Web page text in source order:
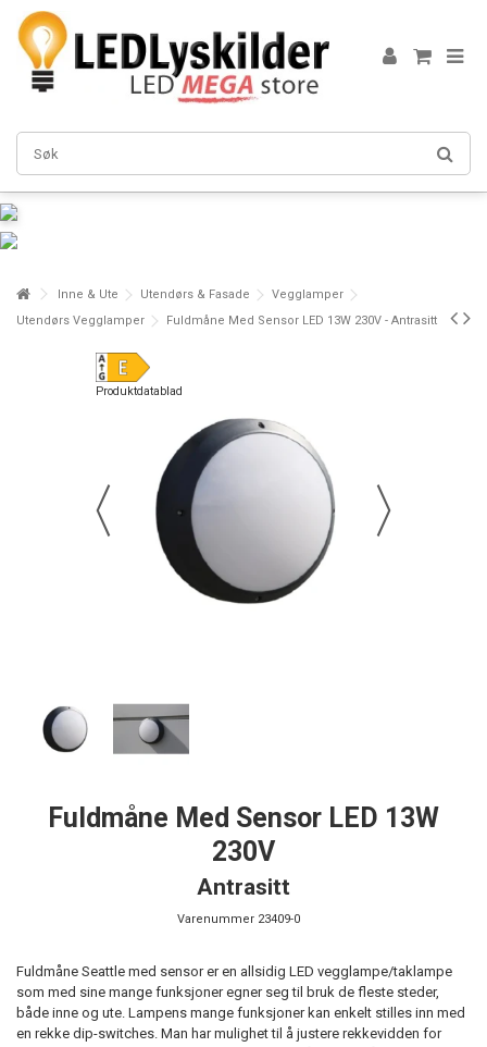
Inne & Ute Utendørs & Fasade
Vegglamper
Utendørs Vegglamper
Fuldmåne Med Sensor LED 13W 230V - Antrasitt
Produktdatablad
Fuldmåne Med Sensor LED 13W
230V
Antrasitt
Varenummer 23409-0
Fuldmåne Seattle med sensor er en allsidig LED vegglampe/taklampe
som med sine mange funksjoner egner seg til bruk de fleste steder,
både inne og ute. Lampens mange funksjoner kan enkelt stilles inn med
en rekke dip-switches. Man har mulighet til å justere rekkevidden for